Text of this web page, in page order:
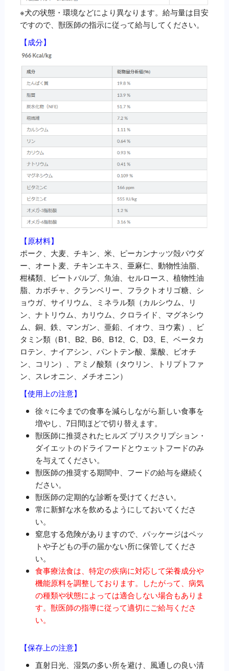
※犬の状態・環境などにより異なります。給与量は目安
ですので、獣医師の指示に従って給与してください。
【成分】
【原材料】
ポーク、大麦、チキン、米、ピーカンナッツ殻パウダ
ー、オート麦、チキンエキス、亜麻仁、動物性油脂、
柑橘類、ビートパルプ、魚油、セルロース、植物性油
脂、カボチャ、クランベリー、フラクトオリゴ糖、シ
ョウガ、サイリウム、ミネラル類（カルシウム、リ
ン、ナトリウム、カリウム、クロライド、マグネシウ
ム、銅、鉄、マンガン、亜鉛、イオウ、ヨウ素）、ビ
タミン類（B1、B2、B6、B12、C、D3、E、ベータカ
ロテン、ナイアシン、パントテン酸、葉酸、ビオチ
ン、コリン）、アミノ酸類（タウリン、トリプトファ
ン、スレオニン、メチオニン）
【使用上の注意】
徐々に今までの食事を減らしながら新しい食事を
増やし、7日間ほどで切り替えます。
獣医師に推奨されたヒルズ プリスクリプション・
ダイエットのドライフードとウェットフードのみ
を与えてください。
獣医師の推奨する期間中、フードの給与を継続く
ださい。
獣医師の定期的な診断を受けてください。
常に新鮮な水を飲めるようにしておいてくださ
い。
窒息する危険がありますので、パッケージはペッ
トや子どもの手の届かない所に保管してくださ
い。
食事療法食は、特定の疾病に対応して栄養成分や
機能原料を調整しております。したがって、病気
の種類や状態によっては適合しない場合もありま
す。獣医師の指導に従って適切にご給与くださ
い。
【保存上の注意】
直射日光、湿気の多い所を避け、風通しの良い清